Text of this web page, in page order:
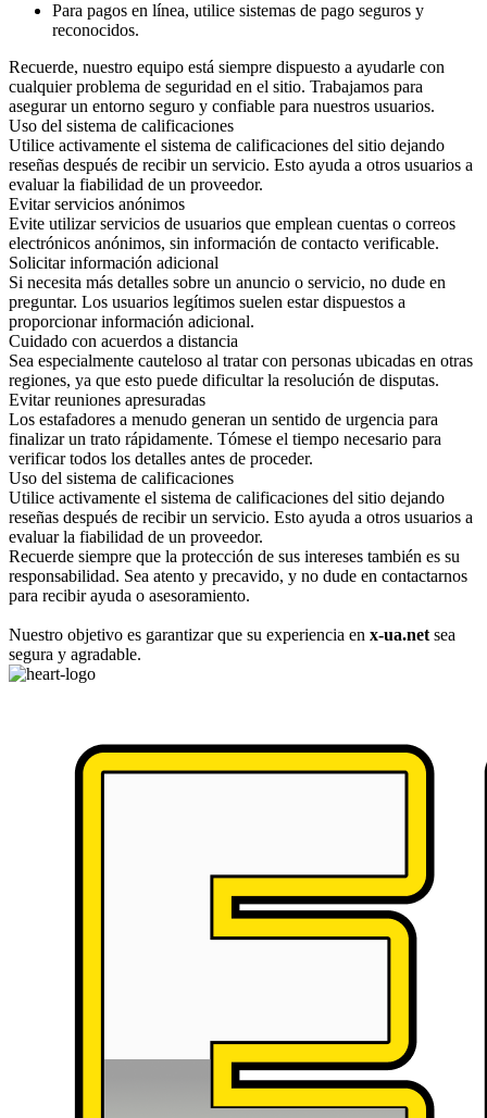
Para pagos en línea, utilice sistemas de pago seguros y
reconocidos.
Recuerde, nuestro equipo está siempre dispuesto a ayudarle con
cualquier problema de seguridad en el sitio. Trabajamos para
asegurar un entorno seguro y confiable para nuestros usuarios.
Uso del sistema de calificaciones
Utilice activamente el sistema de calificaciones del sitio dejando
reseñas después de recibir un servicio. Esto ayuda a otros usuarios a
evaluar la fiabilidad de un proveedor.
Evitar servicios anónimos
Evite utilizar servicios de usuarios que emplean cuentas o correos
electrónicos anónimos, sin información de contacto verificable.
Solicitar información adicional
Si necesita más detalles sobre un anuncio o servicio, no dude en
preguntar. Los usuarios legítimos suelen estar dispuestos a
proporcionar información adicional.
Cuidado con acuerdos a distancia
Sea especialmente cauteloso al tratar con personas ubicadas en otras
regiones, ya que esto puede dificultar la resolución de disputas.
Evitar reuniones apresuradas
Los estafadores a menudo generan un sentido de urgencia para
finalizar un trato rápidamente. Tómese el tiempo necesario para
verificar todos los detalles antes de proceder.
Uso del sistema de calificaciones
Utilice activamente el sistema de calificaciones del sitio dejando
reseñas después de recibir un servicio. Esto ayuda a otros usuarios a
evaluar la fiabilidad de un proveedor.
Recuerde siempre que la protección de sus intereses también es su
responsabilidad. Sea atento y precavido, y no dude en contactarnos
para recibir ayuda o asesoramiento.
Nuestro objetivo es garantizar que su experiencia en x-ua.net sea
segura y agradable.